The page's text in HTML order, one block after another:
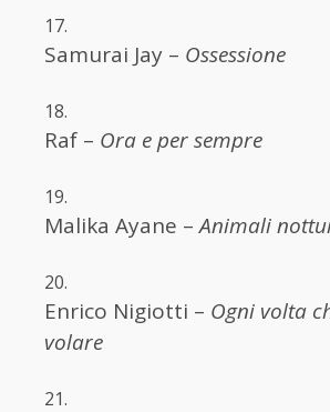
Samurai Jay – Ossessione
Raf – Ora e per sempre
Malika Ayane –Animali
Enrico Nigiotti – Ogni volta
volare